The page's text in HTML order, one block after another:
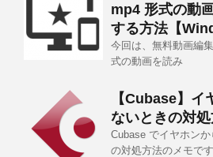
mp4 形式の動
する方法【
今回は、無料動画編
式の動画を読み
【Cubase】イ
ないときの対処
Cubase でイヤホン
の対処方法のメモです